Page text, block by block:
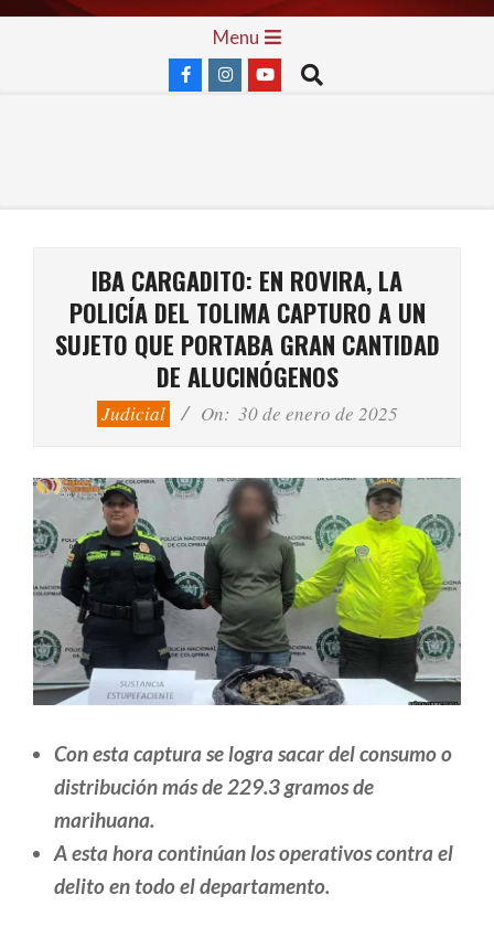
Skip
Menu
Search
IBA CARGADITO: EN ROVIRA, LA
POLICÍA DEL TOLIMA CAPTURO A UN
SUJETO QUE PORTABA GRAN CANTIDAD
DE ALUCINÓGENOS
Judicial On: 30 de enero de 2025
Con esta captura se logra sacar del consumo o
distribución más de 229.3 gramos de
marihuana.
A esta hora continúan los operativos contra el
delito en todo el departamento.